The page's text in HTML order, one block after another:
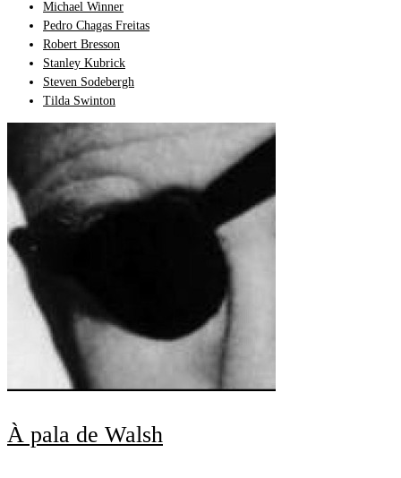
Michael Winner
Pedro Chagas Freitas
Robert Bresson
Stanley Kubrick
Steven Sodebergh
Tilda Swinton
À pala de Walsh